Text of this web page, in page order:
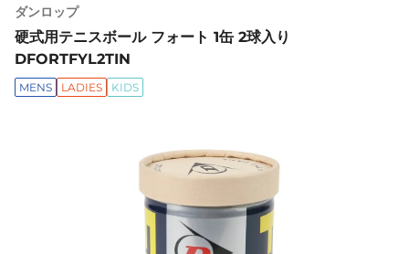
ダンロップ
硬式用テニスボール フォート 1缶 2球入り
DFORTFYL2TIN
MENS LADIES KIDS